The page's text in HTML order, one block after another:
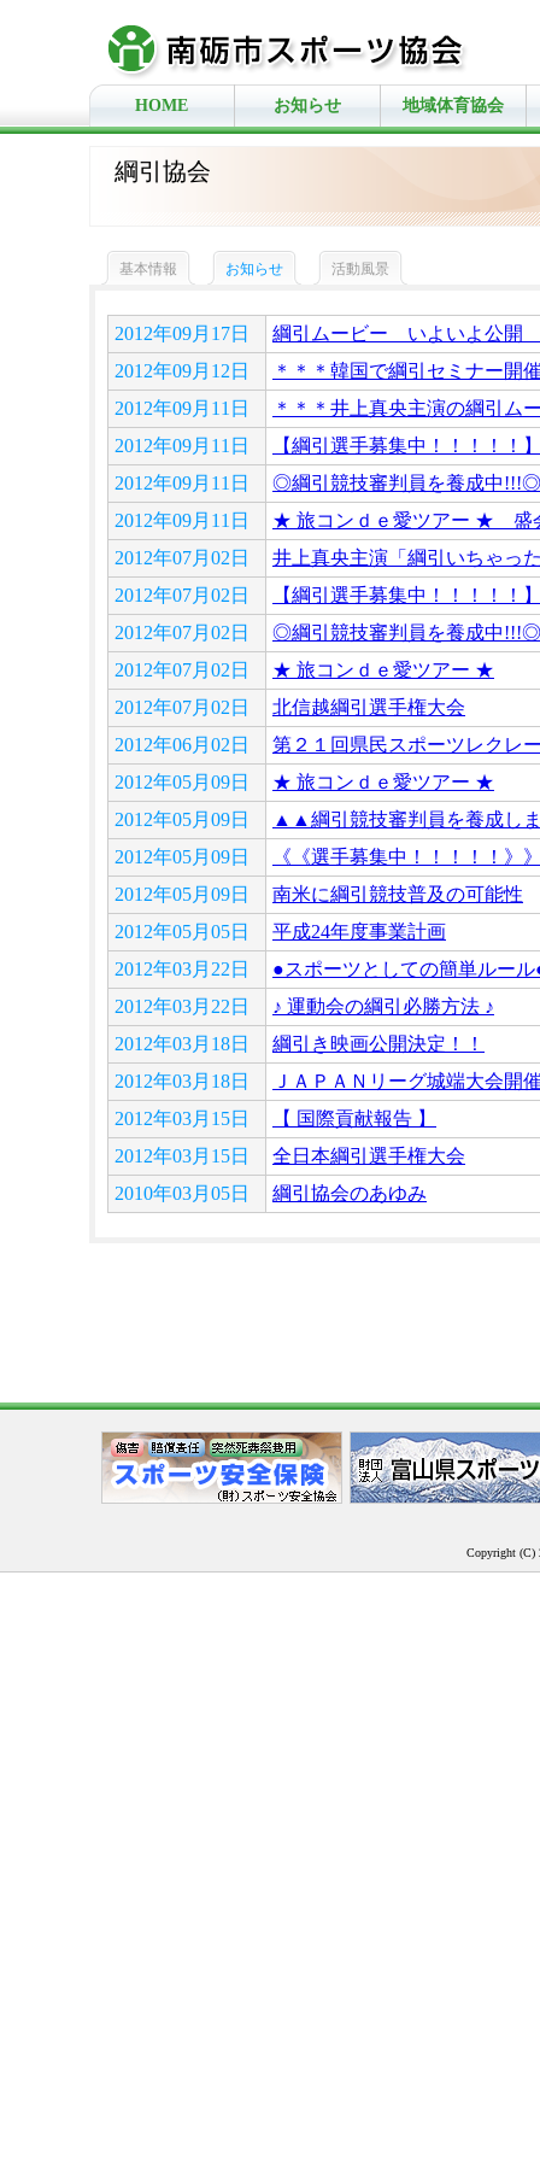
HOME お知らせ 地域体育協会
綱引協会
基本情報 お知らせ 活動風景
2012年09月17日
綱引ムービー いよいよ公開
2012年09月12日
＊＊＊韓国で綱引セミナー開
2012年09月11日
＊＊＊井上真央主演の綱引ム
2012年09月11日
【綱引選手募集中！！！！！
2012年09月11日
◎綱引競技審判員を養成中!!!◎
2012年09月11日
★ 旅コンｄｅ愛ツアー ★ 盛
2012年07月02日
井上真央主演「綱引いちゃっ
2012年07月02日
【綱引選手募集中！！！！！
2012年07月02日
◎綱引競技審判員を養成中!!!◎
2012年07月02日
★ 旅コンｄｅ愛ツアー ★
2012年07月02日
北信越綱引選手権大会
2012年06月02日
第２１回県民スポーツレクレ
2012年05月09日
★ 旅コンｄｅ愛ツアー ★
2012年05月09日
▲▲綱引競技審判員を養成し
2012年05月09日
《《選手募集中！！！！！》
2012年05月09日
南米に綱引競技普及の可能性
2012年05月05日
平成24年度事業計画
2012年03月22日
●スポーツとしての簡単ルール
2012年03月22日
♪ 運動会の綱引必勝方法 ♪
2012年03月18日
綱引き映画公開決定！！
2012年03月18日
ＪＡＰＡＮリーグ城端大会開
2012年03月15日
【 国際貢献報告 】
2012年03月15日
全日本綱引選手権大会
2010年03月05日
綱引協会のあゆみ
Copyright (C)